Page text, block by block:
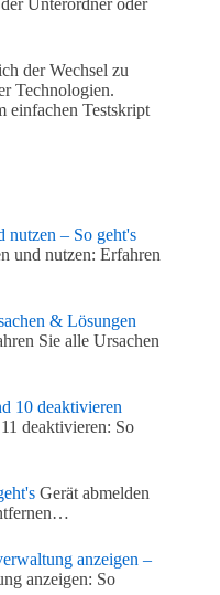
Unterordner oder
der Wechsel zu
Technologien.
einfachen Testskript
nutzen – So geht's
und nutzen: Erfahren
& Lösungen
Sie alle Ursachen
10 deaktivieren
deaktivieren: So
Gerät abmelden
anzeigen –
anzeigen: So